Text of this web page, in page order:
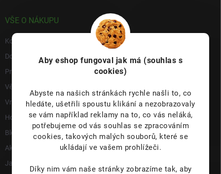
Aby eshop fungoval jak má (souhlas s
cookies)
Abyste na našich stránkách rychle našli to, co
hledáte, ušetřili spoustu klikání a nezobrazovaly
se vám například reklamy na to, co vás neláká,
potřebujeme od vás souhlas se zpracováním
cookies, takových malých souborů, které se
ukládají ve vašem prohlížeči.
Díky nim vám naše stránky zobrazíme tak, aby
VŠE O NÁKUPU
Kontakty
Doprava & platba
Prodejna
Věrnostní program
Vrácení a reklamace
Hodnocení obchodu
Blog
Akce a novinky
Jak nakupovat